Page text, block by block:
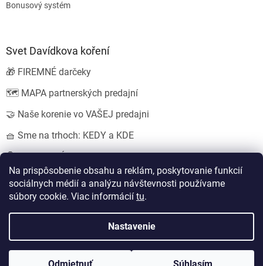
Na prispôsobenie obsahu a reklám, poskytovanie funkcií
sociálnych médií a analýzu návštevnosti používame
súbory cookie. Viac informácií tu.
Nastavenie
Bonusový systém
Svet Davídkova koření
🎁 FIREMNÉ darčeky
🗺️ MAPA partnerských predajní
🤝 Naše korenie vo VAŠEJ predajni
🧺 Sme na trhoch: KEDY a KDE
EshopyUmíme.cz
Koření od Davídka s.r.o.